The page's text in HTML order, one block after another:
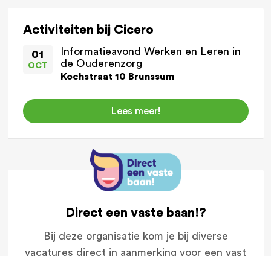
Activiteiten bij Cicero
01
OCT
Informatieavond Werken en Leren in
de Ouderenzorg
Kochstraat 10 Brunssum
Lees meer!
Direct een vaste baan!?
Bij deze organisatie kom je bij diverse
vacatures direct in aanmerking voor een vast